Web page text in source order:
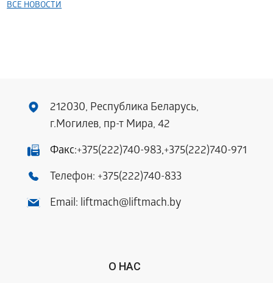
ВСЕ НОВОСТИ
212030, Республика Беларусь,
г.Могилев, пр-т Мира, 42
Факс:+375(222)740-983,+375(222)740-971
Телефон: +375(222)740-833
Email: liftmach@liftmach.by
О НАС